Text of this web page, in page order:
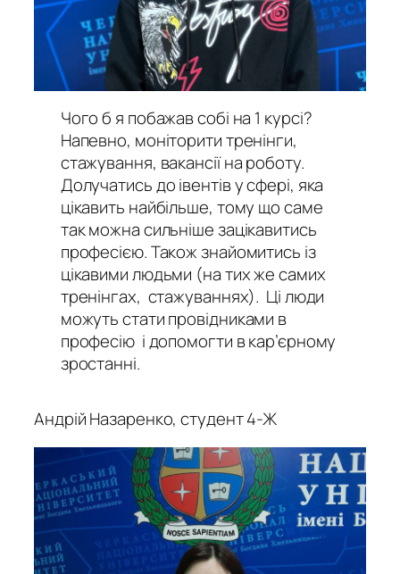
Чого б я побажав собі на 1 курсі?
Напевно, моніторити тренінги,
стажування, вакансії на роботу.
Долучатись до івентів у сфері, яка
цікавить найбільше, тому що саме
так можна сильніше зацікавитись
професією. Також знайомитись із
цікавими людьми (на тих же самих
тренінгах, стажуваннях). Ці люди
можуть стати провідниками в
професію і допомогти в кар’єрному
зростанні.
Андрій Назаренко, студент 4-Ж